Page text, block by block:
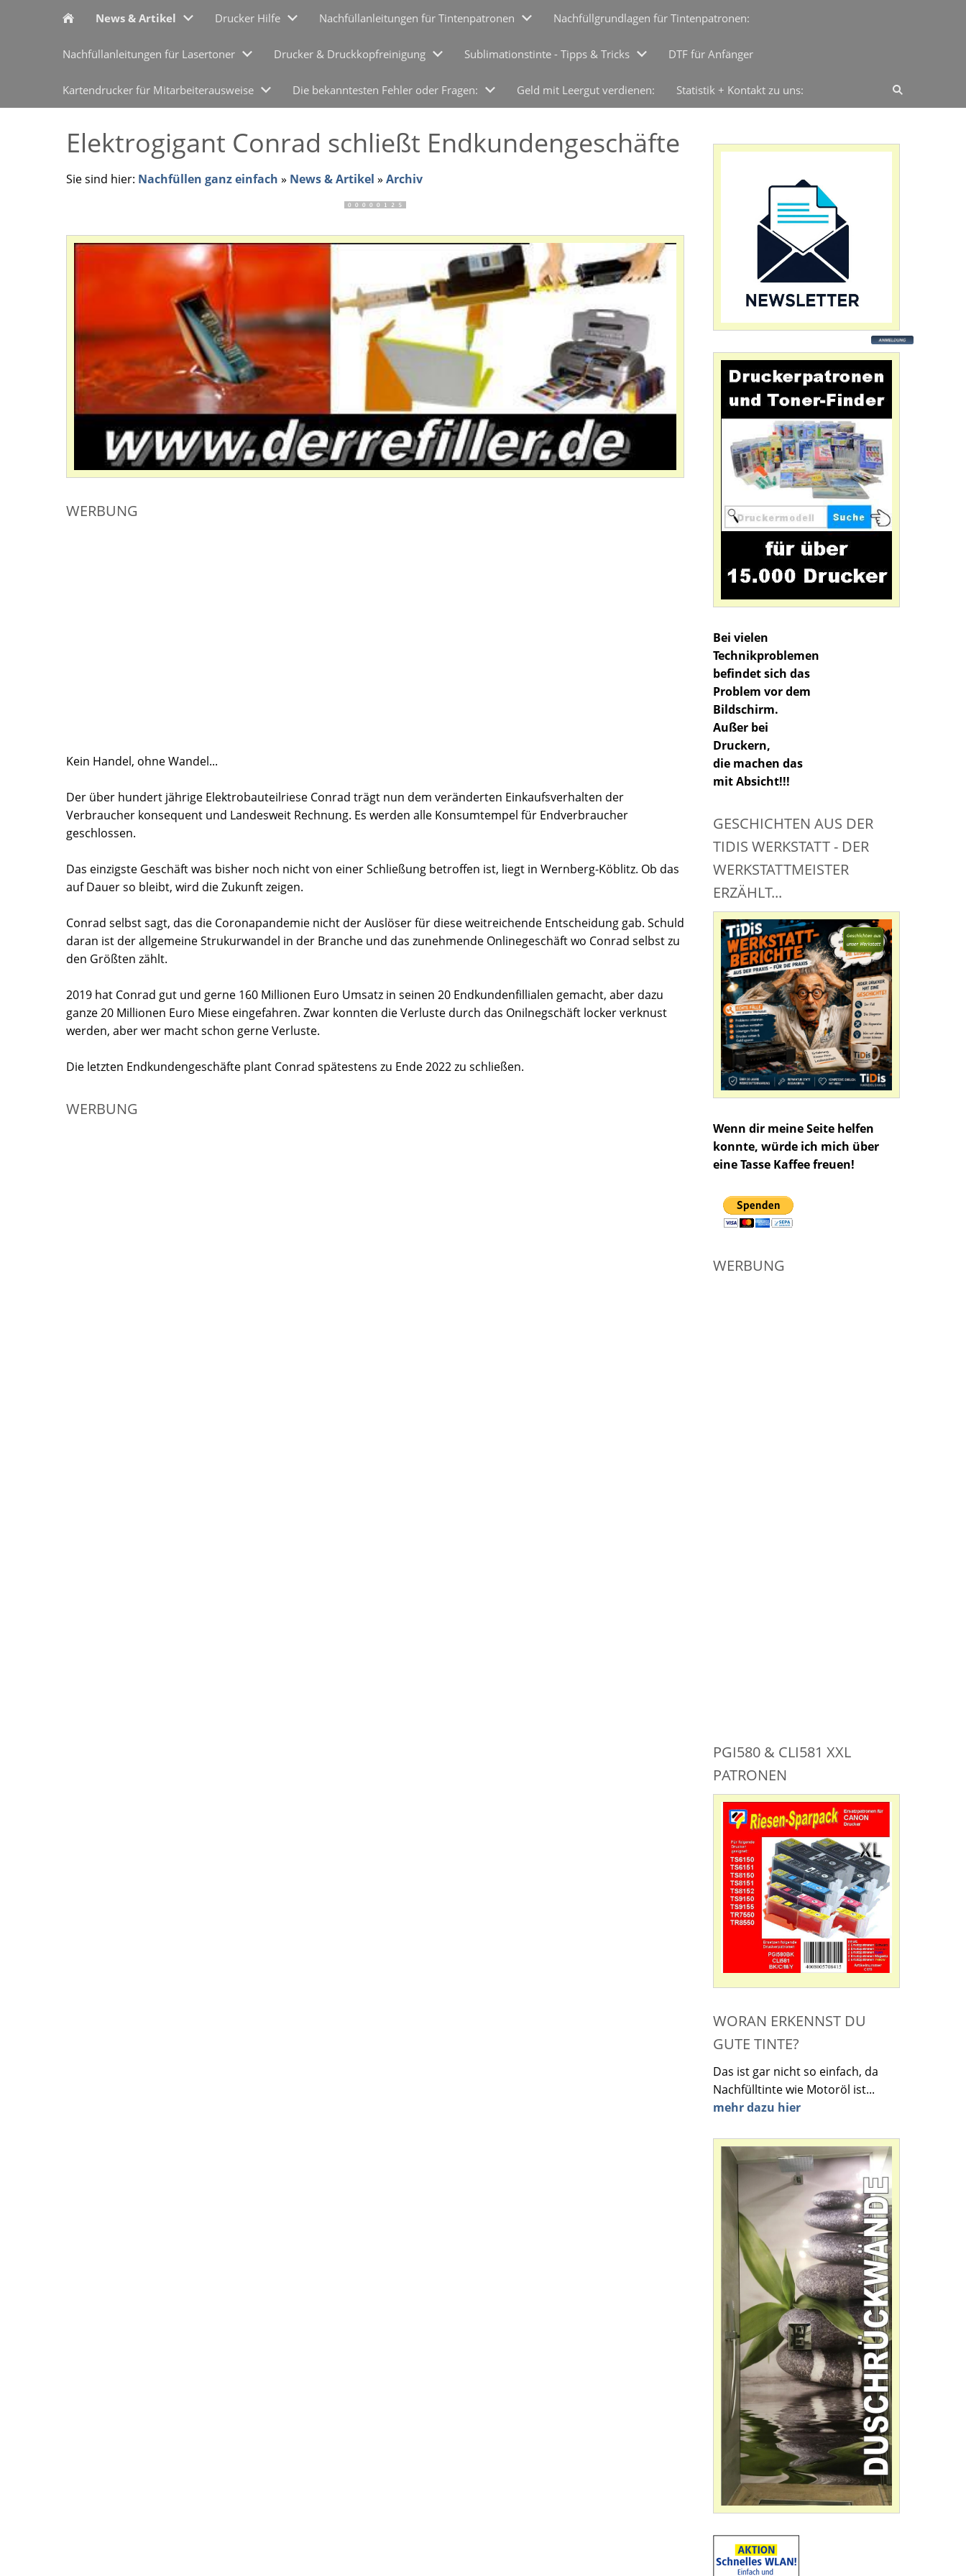
News & Artikel Drucker Hilfe Nachfüllanleitungen für Tintenpatronen Nachfüllgrundlagen für Tintenpatronen:
Nachfüllanleitungen für Lasertoner Drucker & Druckkopfreinigung Sublimationstinte - Tipps & Tricks DTF für Anfänger
Kartendrucker für Mitarbeiterausweise Die bekanntesten Fehler oder Fragen: Geld mit Leergut verdienen: Statistik + Kontakt zu uns:
Elektrogigant Conrad schließt Endkundengeschäfte
Sie sind hier: Nachfüllen ganz einfach » News & Artikel » Archiv
WERBUNG
Kein Handel, ohne Wandel...
Der über hundert jährige Elektrobauteilriese Conrad trägt nun dem veränderten Einkaufsverhalten der
Verbraucher konsequent und Landesweit Rechnung. Es werden alle Konsumtempel für Endverbraucher
geschlossen.
Das einzigste Geschäft was bisher noch nicht von einer Schließung betroffen ist, liegt in Wernberg-Köblitz. Ob das
auf Dauer so bleibt, wird die Zukunft zeigen.
Conrad selbst sagt, das die Coronapandemie nicht der Auslöser für diese weitreichende Entscheidung gab. Schuld
daran ist der allgemeine Strukurwandel in der Branche und das zunehmende Onlinegeschäft wo Conrad selbst zu
den Größten zählt.
2019 hat Conrad gut und gerne 160 Millionen Euro Umsatz in seinen 20 Endkundenfillialen gemacht, aber dazu
ganze 20 Millionen Euro Miese eingefahren. Zwar konnten die Verluste durch das Onilnegschäft locker verknust
werden, aber wer macht schon gerne Verluste.
Die letzten Endkundengeschäfte plant Conrad spätestens zu Ende 2022 zu schließen.
WERBUNG
Bei vielen
Technikproblemen
befindet sich das
Problem vor dem
Bildschirm.
Außer bei
Druckern,
die machen das
mit Absicht!!!
GESCHICHTEN AUS DER
TIDIS WERKSTATT - DER
WERKSTATTMEISTER
ERZÄHLT...
Wenn dir meine Seite helfen
konnte, würde ich mich über
eine Tasse Kaffee freuen!
WERBUNG
PGI580 & CLI581 XXL
PATRONEN
WORAN ERKENNST DU
GUTE TINTE?
Das ist gar nicht so einfach, da
Nachfülltinte wie Motoröl ist...
mehr dazu hier